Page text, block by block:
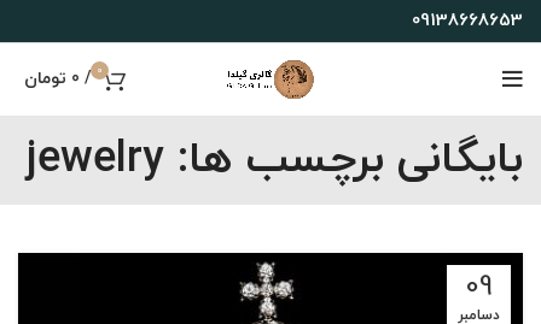
09138668653
0
/
0 تومان
بایگانی برچسب ها: jewelry
09
دسامبر